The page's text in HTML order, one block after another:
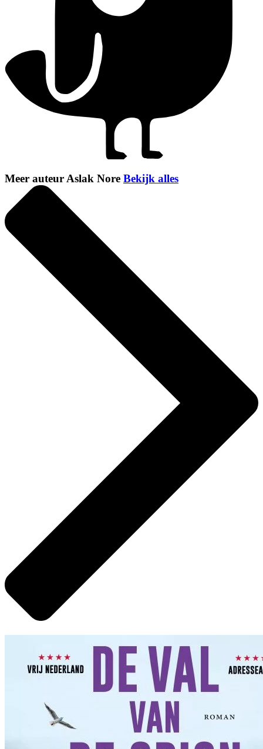
Meer auteur Aslak Nore Bekijk alles